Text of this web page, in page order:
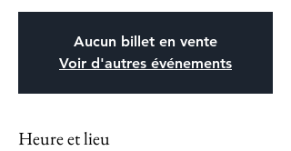
Aucun billet en vente
Voir d'autres événements
Heure et lieu